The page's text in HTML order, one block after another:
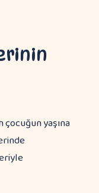
yaşına